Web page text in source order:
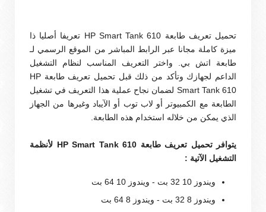
تحميل تعريف طابعة HP Smart Tank 610 تعريفا أصليا ذا
ميزة كاملة مجانا عبر الرابط المباشر من الموقع الرسمي لـ
طابعة اتش بي. واختر التعريف المناسب لنظام التشغيل
الداعم لجهازك وتأكد من ذلك قبل تحميل تعريف طابعة HP
Smart Tank 610 لضمان نجاح عملية هذا التعريف في تشغيل
الطابعة مع الكمبيوتر أو لاب توب أو الآيباد وغيرها من الجهاز
الذي يمكن من خلاله استخدام هذه الطابعة.
يتوافر تحميل تعريف طابعة HP Smart Tank 610 لأنظمة
التشغيل الآتية :
ويندوز 10 32 بت - ويندوز 10 64 بت
ويندوز 8 32 بت - ويندوز 8 64 بت